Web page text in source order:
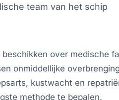
team van het schip
over medische
onmiddellijke
kustwacht en
methode te bepalen.